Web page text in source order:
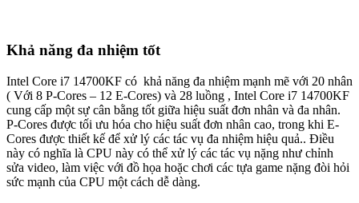
Khả năng đa nhiệm tốt
Intel Core i7 14700KF có khả năng đa nhiệm mạnh mẽ với 20 nhân
( Với 8 P-Cores – 12 E-Cores) và 28 luồng , Intel Core i7 14700KF
cung cấp một sự cân bằng tốt giữa hiệu suất đơn nhân và đa nhân.
P-Cores được tối ưu hóa cho hiệu suất đơn nhân cao, trong khi E-
Cores được thiết kế để xử lý các tác vụ đa nhiệm hiệu quả.. Điều
này có nghĩa là CPU này có thể xử lý các tác vụ nặng như chỉnh
sửa video, làm việc với đồ họa hoặc chơi các tựa game nặng đòi hỏi
sức mạnh của CPU một cách dễ dàng.